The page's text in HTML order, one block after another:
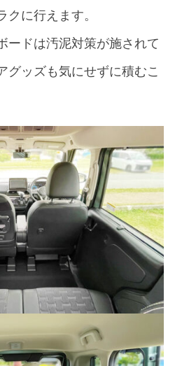
クに行えます。
ードは汚泥対策が施されて
グッズも気にせずに積むこ